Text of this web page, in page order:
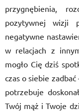
przygnębienia,
pozytywnej wizji
negatywne
w relacjach z
mogło Cię dziś
czas o siebie
potrzebuje
Twój mąż i Twoje